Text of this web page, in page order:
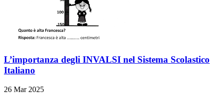
L’importanza degli INVALSI nel Sistema Scolastico
Italiano
26 Mar 2025